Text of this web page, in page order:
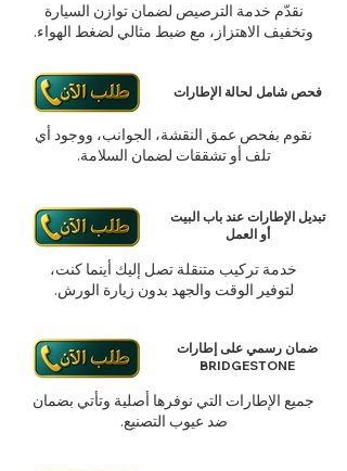
نقدّم خدمة الترصيص لضمان توازن السيارة
وتخفيف الاهتزاز، مع ضبط مثالي لضغط الهواء.
فحص شامل لحالة الإطارات
نقوم بفحص عمق النقشة، الجوانب، ووجود أي
تلف أو تشققات لضمان السلامة.
تبديل الإطارات عند باب البيت
أو العمل
خدمة تركيب متنقلة تصل إليك أينما كنت،
لتوفير الوقت والجهد بدون زيارة الورش.
ضمان رسمي على إطارات
BRIDGESTONE
جميع الإطارات التي نوفرها أصلية وتأتي بضمان
ضد عيوب التصنيع.